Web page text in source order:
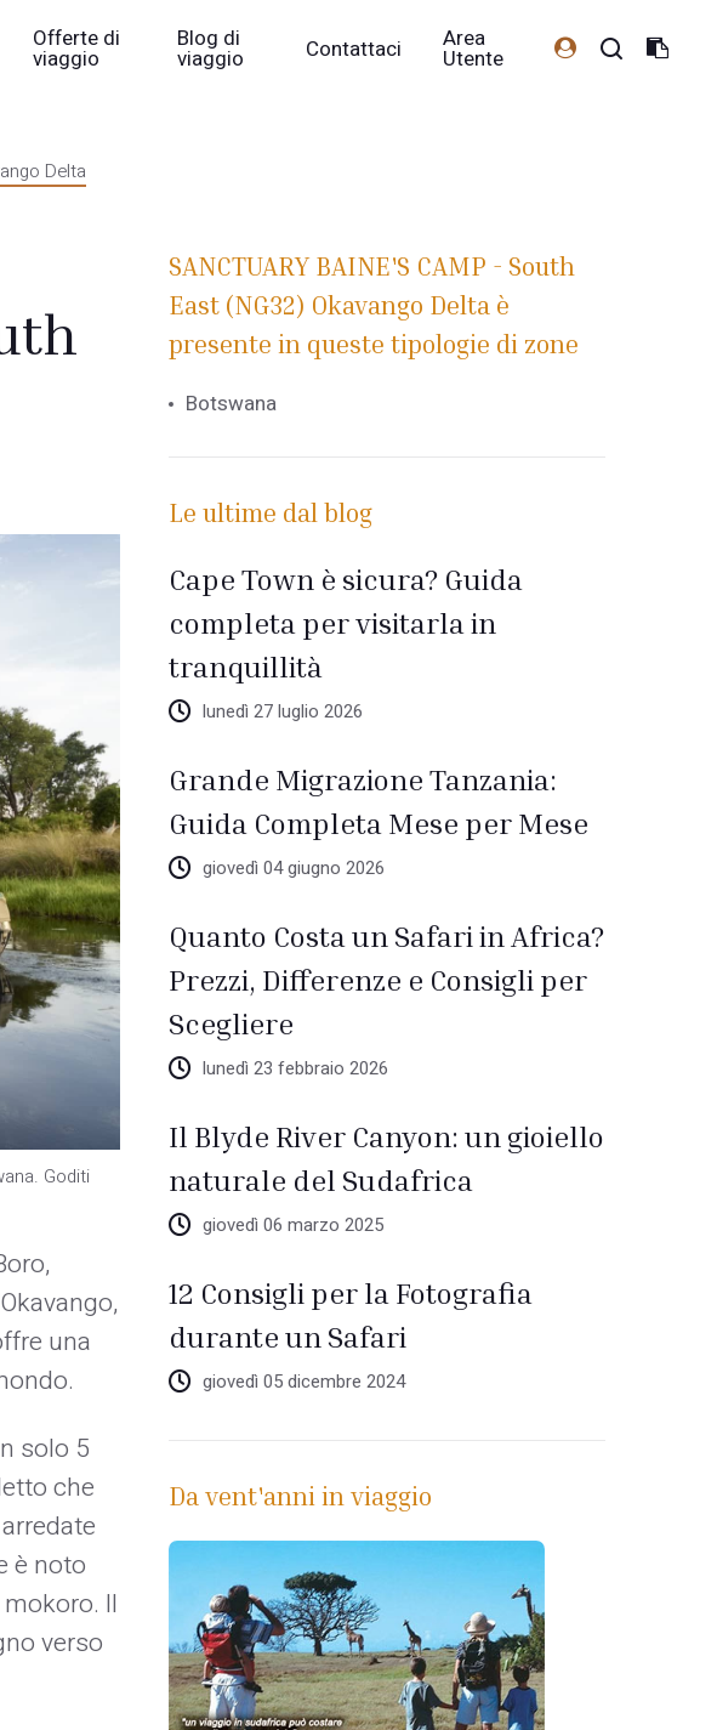
Offerte di
viaggio
Blog di
viaggio Contattaci Area
Utente
Delta
Goditi
una
solo 5
che
è noto
Il
verso
SANCTUARY BAINE'S CAMP - South
East (NG32) Okavango Delta è
presente in queste tipologie di zone
Botswana
Le ultime dal blog
Cape Town è sicura? Guida
completa per visitarla in
tranquillità
lunedì 27 luglio 2026
Grande Migrazione Tanzania:
Guida Completa Mese per Mese
giovedì 04 giugno 2026
Quanto Costa un Safari in Africa?
Prezzi, Differenze e Consigli per
Scegliere
lunedì 23 febbraio 2026
Il Blyde River Canyon: un gioiello
naturale del Sudafrica
giovedì 06 marzo 2025
12 Consigli per la Fotografia
durante un Safari
giovedì 05 dicembre 2024
Da vent'anni in viaggio